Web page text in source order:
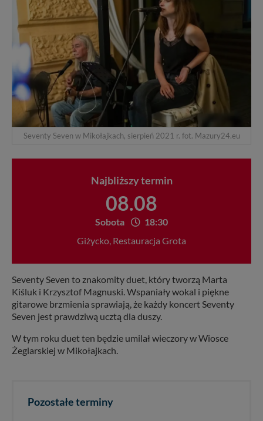
Seventy Seven w Mikołajkach, sierpień 2021 r. fot. Mazury24.eu
Najbliższy termin
08.08
Sobota
18:30
Giżycko Restauracja Grota
+
−
Seventy Seven to znakomity duet, który tworzą Marta
Kiśluk i Krzysztof Magnuski. Wspaniały wokal i piękne
gitarowe brzmienia sprawiają, że każdy koncert Seventy
Seven jest prawdziwą ucztą dla duszy.
W tym roku duet ten będzie umilał wieczory w Wiosce
Żeglarskiej w Mikołajkach.
Pozostałe terminy